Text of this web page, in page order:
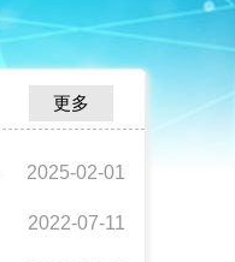
更多
2025-02-01
2022-07-11